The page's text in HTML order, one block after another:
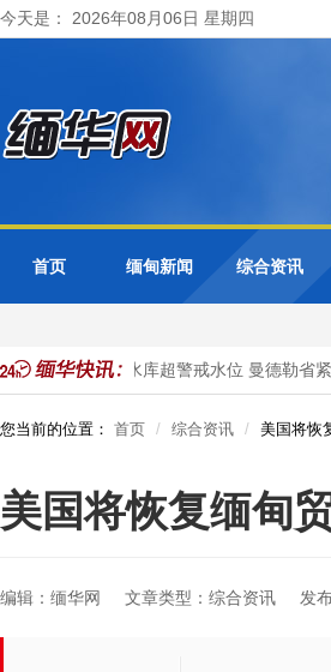
今天是： 2026年08月06日 星期四
首页 缅甸新闻 综合资讯
色都基水库超警戒水位 曼德勒省紧
您当前的位置： 首页 综合资讯 美国将恢
美国将恢复缅甸
编辑：缅华网 文章类型：综合资讯 发